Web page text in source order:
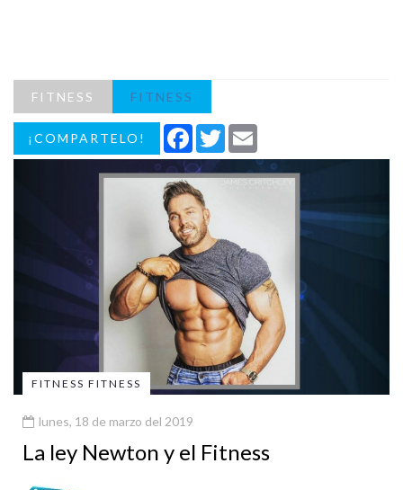
FITNESS FITNESS
¡COMPARTELO! Facebook
Twitter
FITNESS FITNESS
lunes, 18 de marzo del 2019
La ley Newton y el Fitness